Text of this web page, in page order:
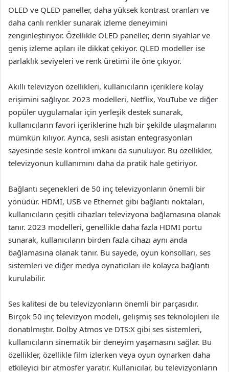
OLED ve QLED paneller, daha yüksek kontrast oranları ve
daha canlı renkler sunarak izleme deneyimini
zenginleştiriyor. Özellikle OLED paneller, derin siyahlar ve
geniş izleme açıları ile dikkat çekiyor. QLED modeller ise
parlaklık seviyeleri ve renk üretimi ile öne çıkıyor.
Akıllı televizyon özellikleri, kullanıcıların içeriklere kolay
erişimini sağlıyor. 2023 modelleri, Netflix, YouTube ve diğer
popüler uygulamalar için yerleşik destek sunarak,
kullanıcıların favori içeriklerine hızlı bir şekilde ulaşmalarını
mümkün kılıyor. Ayrıca, sesli asistan entegrasyonları
sayesinde sesle kontrol imkanı da sunuluyor. Bu özellikler,
televizyonun kullanımını daha da pratik hale getiriyor.
Bağlantı seçenekleri de 50 inç televizyonların önemli bir
yönüdür. HDMI, USB ve Ethernet gibi bağlantı noktaları,
kullanıcıların çeşitli cihazları televizyona bağlamasına olanak
tanır. 2023 modelleri, genellikle daha fazla HDMI portu
sunarak, kullanıcıların birden fazla cihazı aynı anda
bağlamasına olanak tanır. Bu sayede, oyun konsolları, ses
sistemleri ve diğer medya oynatıcıları ile kolayca bağlantı
kurulabilir.
Ses kalitesi de bu televizyonların önemli bir parçasıdır.
Birçok 50 inç televizyon modeli, gelişmiş ses teknolojileri ile
donatılmıştır. Dolby Atmos ve DTS:X gibi ses sistemleri,
kullanıcıların sinematik bir deneyim yaşamasını sağlar. Bu
özellikler, özellikle film izlerken veya oyun oynarken daha
etkileyici bir atmosfer yaratır. Kullanıcılar, bu televizyonların